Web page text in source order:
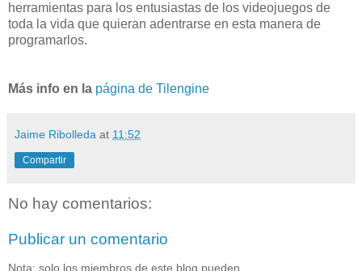
herramientas para los entusiastas de los videojuegos de
toda la vida que quieran adentrarse en esta manera de
programarlos.
Más info en la página de Tilengine
Jaime Ribolleda at 11:52
Compartir
No hay comentarios:
Publicar un comentario
Nota: solo los miembros de este blog pueden